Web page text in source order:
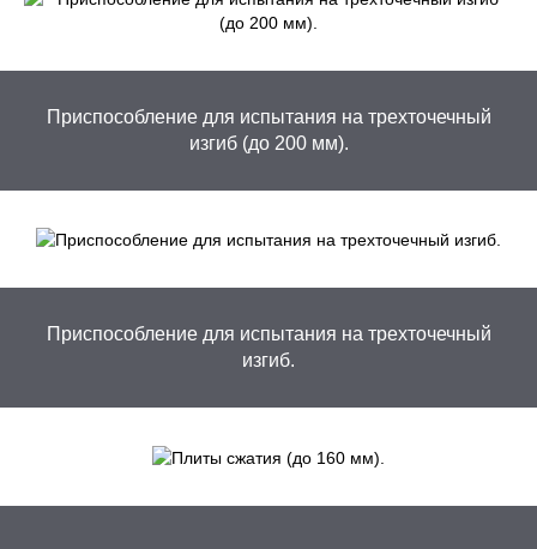
Приспособление для испытания на трехточечный
изгиб (до 200 мм).
Приспособление для испытания на трехточечный
изгиб.